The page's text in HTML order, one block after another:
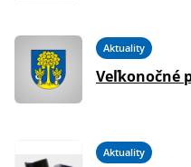
Aktuality
Veľkonočné
Aktuality